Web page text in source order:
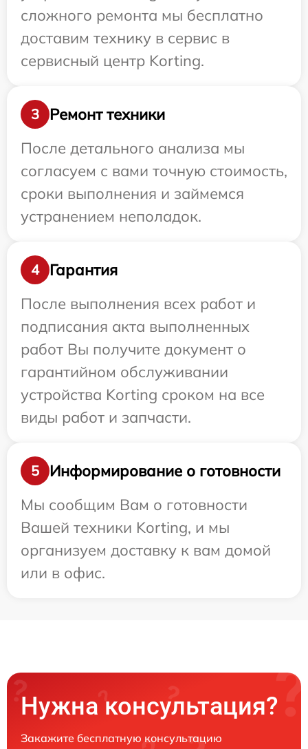
сложного ремонта мы бесплатно
доставим технику в сервис в
сервисный центр Korting.
3
Ремонт техники
После детального анализа мы
согласуем с вами точную стоимость,
сроки выполнения и займемся
устранением неполадок.
4
Гарантия
После выполнения всех работ и
подписания акта выполненных
работ Вы получите документ о
гарантийном обслуживании
устройства Korting сроком на все
виды работ и запчасти.
5
Информирование о готовности
Мы сообщим Вам о готовности
Вашей техники Korting, и мы
организуем доставку к вам домой
или в офис.
Нужна консультация?
Закажите бесплатную консультацию